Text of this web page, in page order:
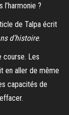
?
de Talpa écrit
d’histoire.
course. Les
en aller de même
capacités de